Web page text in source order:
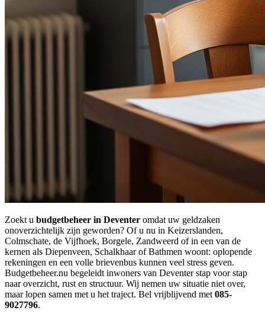
Zoekt u budgetbeheer in Deventer omdat uw geldzaken
onoverzichtelijk zijn geworden? Of u nu in Keizerslanden,
Colmschate, de Vijfhoek, Borgele, Zandweerd of in een van de
kernen als Diepenveen, Schalkhaar of Bathmen woont: oplopende
rekeningen en een volle brievenbus kunnen veel stress geven.
Budgetbeheer.nu begeleidt inwoners van Deventer stap voor stap
naar overzicht, rust en structuur. Wij nemen uw situatie niet over,
maar lopen samen met u het traject. Bel vrijblijvend met 085-
9027796.